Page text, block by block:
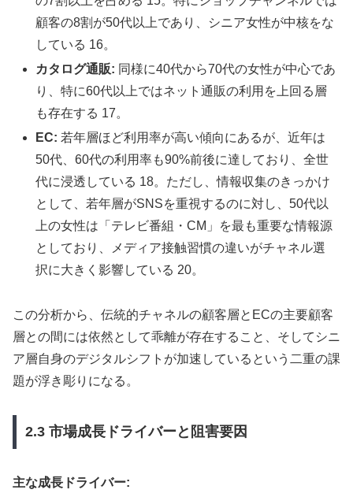
顧客の8割が50代以上であり、シニア女性が中核をな
している 16。
カタログ通販: 同様に40代から70代の女性が中心であ
り、特に60代以上ではネット通販の利用を上回る層
も存在する 17。
EC: 若年層ほど利用率が高い傾向にあるが、近年は
50代、60代の利用率も90%前後に達しており、全世
代に浸透している 18。ただし、情報収集のきっかけ
として、若年層がSNSを重視するのに対し、50代以
上の女性は「テレビ番組・CM」を最も重要な情報源
としており、メディア接触習慣の違いがチャネル選
択に大きく影響している 20。
この分析から、伝統的チャネルの顧客層とECの主要顧客
層との間には依然として乖離が存在すること、そしてシニ
ア層自身のデジタルシフトが加速しているという二重の課
題が浮き彫りになる。
2.3 市場成長ドライバーと阻害要因
主な成長ドライバー: